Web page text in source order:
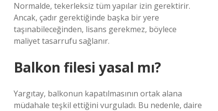
Normalde, tekerleksiz tüm yapılar izin gerektirir.
Ancak, çadır gerektiğinde başka bir yere
taşınabileceğinden, lisans gerekmez, böylece
maliyet tasarrufu sağlanır.
Balkon filesi yasal mı?
Yargıtay, balkonun kapatılmasının ortak alana
müdahale teşkil ettiğini vurguladı. Bu nedenle, daire